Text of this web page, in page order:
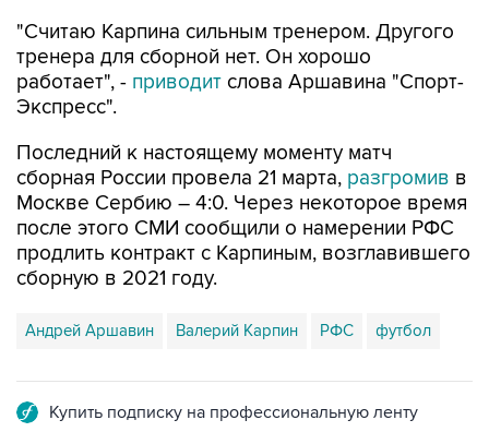
"Считаю Карпина сильным тренером. Другого
тренера для сборной нет. Он хорошо
работает", - приводит слова Аршавина "Спорт-
Экспресс".
Последний к настоящему моменту матч
сборная России провела 21 марта, разгромив в
Москве Сербию – 4:0. Через некоторое время
после этого СМИ сообщили о намерении РФС
продлить контракт с Карпиным, возглавившего
сборную в 2021 году.
Андрей Аршавин Валерий Карпин РФС футбол
Купить подписку на профессиональную ленту